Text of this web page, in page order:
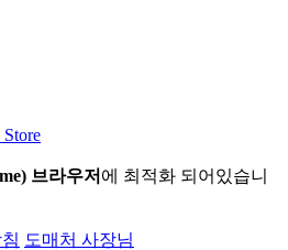
브라우저 에 최적화 되어있습니
도매처 사장님